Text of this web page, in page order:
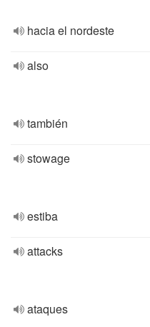
hacia el nordeste
also
también
stowage
estiba
attacks
ataques